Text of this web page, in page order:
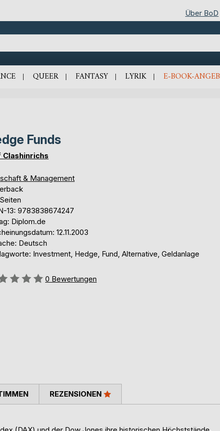
Über BoD
QUEER FANTASY LYRIK E-BOOK-
Funds
Clashinrichs
& Management
13: 9783838674247
Diplom.de
12.11.2003
Deutsch
Investment, Hedge, Fund, Alternative, Geldanlage
0 Bewertungen
REZENSIONEN